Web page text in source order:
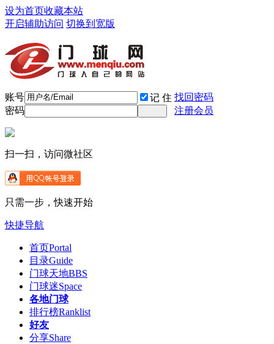
设为首页收藏本站
开启辅助访问 切换到宽版
账号 记 住 找回密码
密码
注册会员
扫一扫，访问微社区
只需一步，快速开始
快捷导航
首页Portal
目录Guide
门球天地BBS
门球迷Space
各地门球
排行榜Ranklist
好友
分享Share